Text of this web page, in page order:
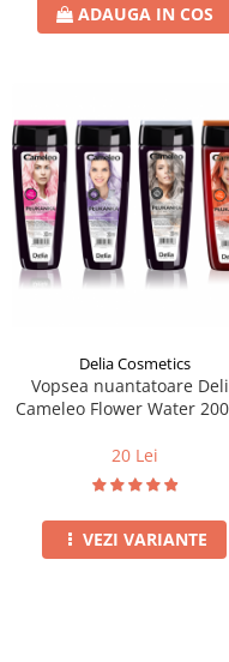
ADAUGA IN COS
Delia Cosmetics
Vopsea nuantatoare
Cameleo Flower Water
20 Lei
VEZI VARIANTE